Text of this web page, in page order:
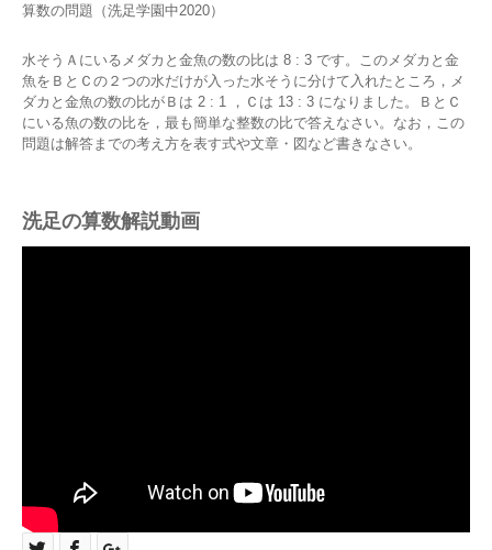
算数の問題（洗足学園中2020）
水そうＡにいるメダカと金魚の数の比は 8 : 3 です。このメダカと金
魚をＢとＣの２つの水だけが入った水そうに分けて入れたところ，メ
ダカと金魚の数の比がＢは 2 : 1 ，Ｃは 13 : 3 になりました。ＢとＣ
にいる魚の数の比を，最も簡単な整数の比で答えなさい。なお，この
問題は解答までの考え方を表す式や文章・図など書きなさい。
洗足の算数解説動画